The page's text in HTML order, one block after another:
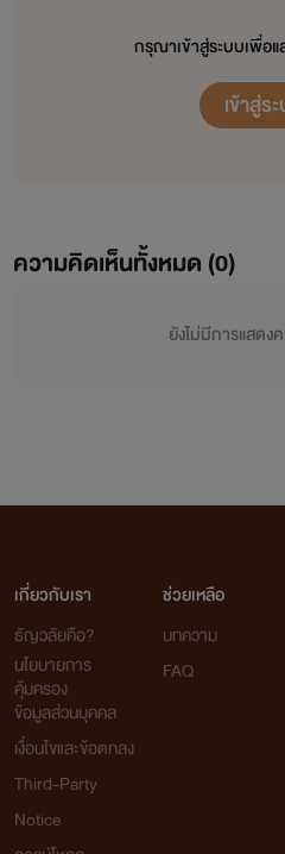
กรุณาเข้าสู่ระบบเพื่อ
เข้าสู่ร
ความคิดเห็นทั้งหมด (0)
ยังไม่มีการแสดง
เกี่ยวกับเรา
ธัญวลัยคือ?
นโยบายการ
คุ้มครอง
ข้อมูลส่วนบุคคล
เงื่อนไขและข้อตกลง
Third-Party
Notice
ช่วยเหลือ
บทความ
FAQ